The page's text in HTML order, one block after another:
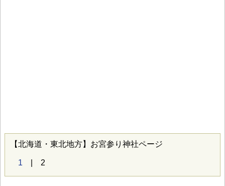
【北海道・東北地方】お宮参り神社ページ
1 | 2